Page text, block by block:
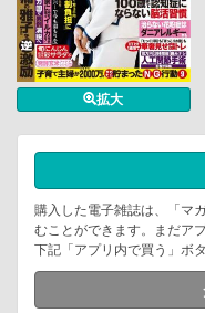
拡大
購入した電子雑誌は、「マ
むことができます。まだア
下記「アプリ内で買う」ボ